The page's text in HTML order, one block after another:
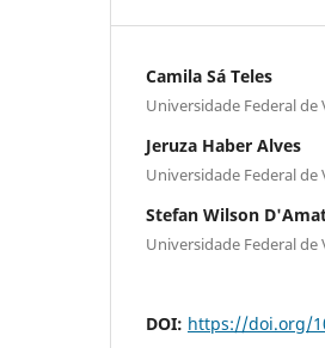
Camila Sá Teles
Universidade Federal de
Jeruza Haber Alves
Universidade Federal de
Stefan Wilson
Universidade Federal de
DOI: https://doi.org/